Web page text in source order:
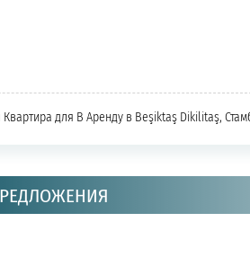
Квартира для В Аренду в Beşiktaş Dikilitaş,